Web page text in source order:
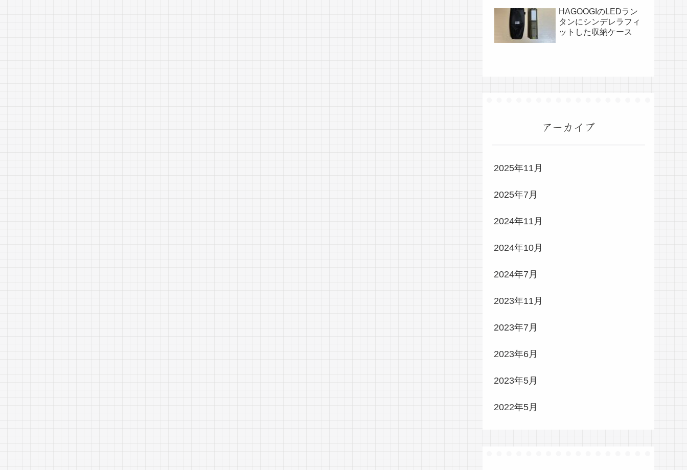
HAGOOGIのLEDラン
タンにシンデレラフィ
ットした収納ケース
アーカイブ
2025年11月
2025年7月
2024年11月
2024年10月
2024年7月
2023年11月
2023年7月
2023年6月
2023年5月
2022年5月